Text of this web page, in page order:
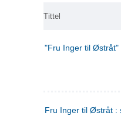
Tittel
"Fru Inger til Østråt"
Fru Inger til Østråt :